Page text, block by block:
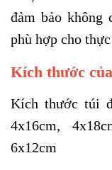
đảm bảo không
phù hợp cho
Kích thước
Kích thước túi
4x16cm,
6x12cm